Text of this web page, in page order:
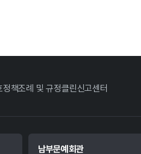
정책조례 및 규정클린신고센터
남부문예회관